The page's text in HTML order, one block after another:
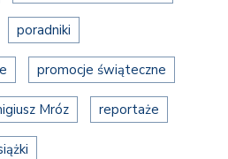
poradniki
promocje świąteczne
Mróz reportaże